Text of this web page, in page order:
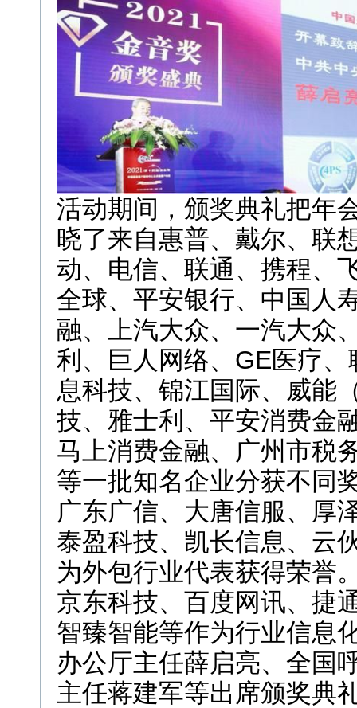
活动期间，颁奖典礼把年
晓了来自惠普、戴尔、联
动、电信、联通、携程、
全球、平安银行、中国人
融、上汽大众、一汽大众
利、巨人网络、GE医疗
息科技、锦江国际、威能
技、雅士利、平安消费金
马上消费金融、广州市税
等一批知名企业分获不同
广东广信、大唐信服、厚
泰盈科技、凯长信息、云
为外包行业代表获得荣誉
京东科技、百度网讯、捷
智臻智能等作为行业信息
办公厅主任薛启亮、全国
主任蒋建军等出席颁奖典